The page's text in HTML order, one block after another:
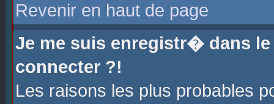
Revenir en haut de page
Je me suis enregistr� dans
connecter ?!
Les raisons les plus probables